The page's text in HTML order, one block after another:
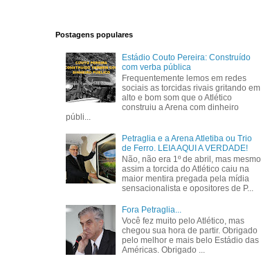
Postagens populares
Estádio Couto Pereira: Construído
com verba pública
Frequentemente lemos em redes
sociais as torcidas rivais gritando em
alto e bom som que o Atlético
construiu a Arena com dinheiro
públi...
Petraglia e a Arena Atletiba ou Trio
de Ferro. LEIA AQUI A VERDADE!
Não, não era 1º de abril, mas mesmo
assim a torcida do Atlético caiu na
maior mentira pregada pela mídia
sensacionalista e opositores de P...
Fora Petraglia...
Você fez muito pelo Atlético, mas
chegou sua hora de partir. Obrigado
pelo melhor e mais belo Estádio das
Américas. Obrigado ...